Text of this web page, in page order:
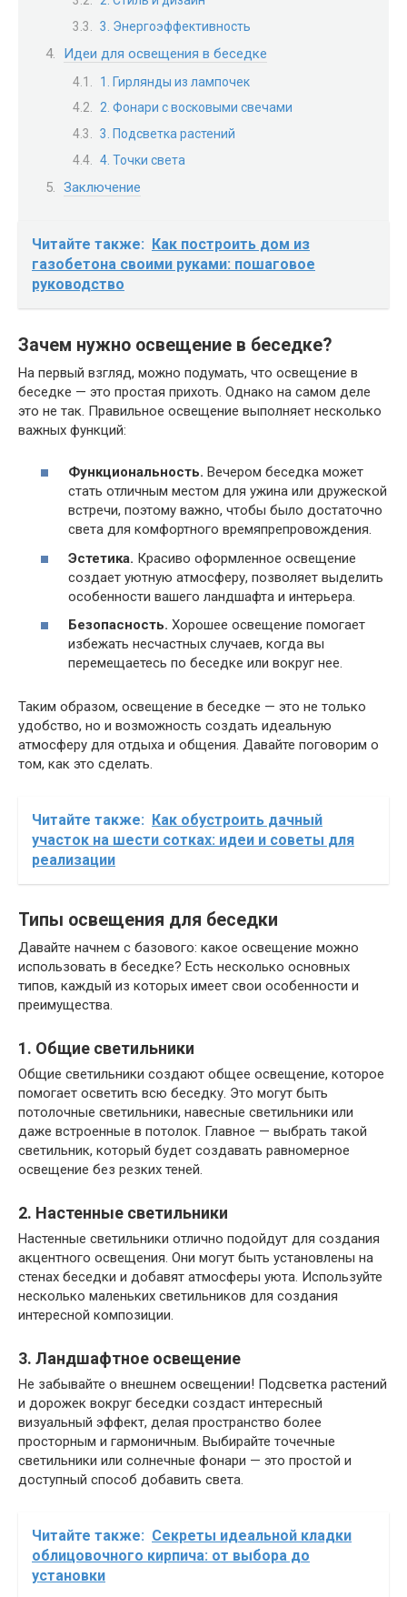
3. Энергоэффективность
Идеи для освещения в беседке
1. Гирлянды из лампочек
2. Фонари с восковыми свечами
3. Подсветка растений
4. Точки света
Заключение
Читайте также: Как построить дом из
газобетона своими руками: пошаговое
руководство
Зачем нужно освещение в беседке?
На первый взгляд, можно подумать, что освещение в
беседке — это простая прихоть. Однако на самом деле
это не так. Правильное освещение выполняет несколько
важных функций:
Функциональность. Вечером беседка может
стать отличным местом для ужина или дружеской
встречи, поэтому важно, чтобы было достаточно
света для комфортного времяпрепровождения.
Эстетика. Красиво оформленное освещение
создает уютную атмосферу, позволяет выделить
особенности вашего ландшафта и интерьера.
Безопасность. Хорошее освещение помогает
избежать несчастных случаев, когда вы
перемещаетесь по беседке или вокруг нее.
Таким образом, освещение в беседке — это не только
удобство, но и возможность создать идеальную
атмосферу для отдыха и общения. Давайте поговорим о
том, как это сделать.
Читайте также: Как обустроить дачный
участок на шести сотках: идеи и советы для
реализации
Типы освещения для беседки
Давайте начнем с базового: какое освещение можно
использовать в беседке? Есть несколько основных
типов, каждый из которых имеет свои особенности и
преимущества.
1. Общие светильники
Общие светильники создают общее освещение, которое
помогает осветить всю беседку. Это могут быть
потолочные светильники, навесные светильники или
даже встроенные в потолок. Главное — выбрать такой
светильник, который будет создавать равномерное
освещение без резких теней.
2. Настенные светильники
Настенные светильники отлично подойдут для создания
акцентного освещения. Они могут быть установлены на
стенах беседки и добавят атмосферы уюта. Используйте
несколько маленьких светильников для создания
интересной композиции.
3. Ландшафтное освещение
Не забывайте о внешнем освещении! Подсветка растений
и дорожек вокруг беседки создаст интересный
визуальный эффект, делая пространство более
просторным и гармоничным. Выбирайте точечные
светильники или солнечные фонари — это простой и
доступный способ добавить света.
Читайте также: Секреты идеальной кладки
облицовочного кирпича: от выбора до
установки